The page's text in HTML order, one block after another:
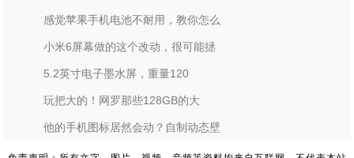
感觉苹果手机电池不耐用，教你怎么
小米6屏幕做的这个改动，很可能拯
5.2英寸电子墨水屏，重量120
玩把大的！网罗那些128GB的大
他的手机图标居然会动？自制动态壁